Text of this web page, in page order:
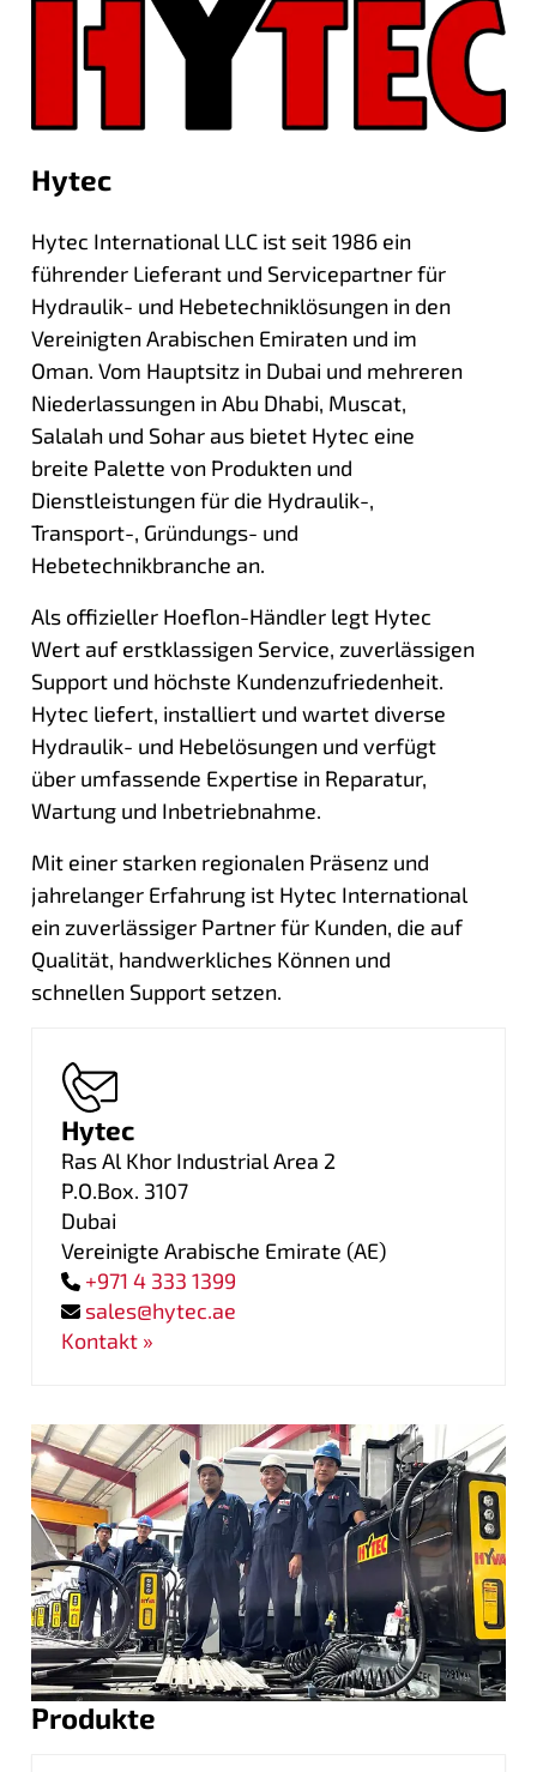
Hytec
Hytec International LLC ist seit 1986 ein
führender Lieferant und Servicepartner für
Hydraulik- und Hebetechniklösungen in den
Vereinigten Arabischen Emiraten und im
Oman. Vom Hauptsitz in Dubai und mehreren
Niederlassungen in Abu Dhabi, Muscat,
Salalah und Sohar aus bietet Hytec eine
breite Palette von Produkten und
Dienstleistungen für die Hydraulik-,
Transport-, Gründungs- und
Hebetechnikbranche an.
Als offizieller Hoeflon-Händler legt Hytec
Wert auf erstklassigen Service, zuverlässigen
Support und höchste Kundenzufriedenheit.
Hytec liefert, installiert und wartet diverse
Hydraulik- und Hebelösungen und verfügt
über umfassende Expertise in Reparatur,
Wartung und Inbetriebnahme.
Mit einer starken regionalen Präsenz und
jahrelanger Erfahrung ist Hytec International
ein zuverlässiger Partner für Kunden, die auf
Qualität, handwerkliches Können und
schnellen Support setzen.
Hytec
Ras Al Khor Industrial Area 2
P.O.Box. 3107
Dubai
Vereinigte Arabische Emirate (AE)
+971 4 333 1399
sales@hytec.ae
Kontakt »
Produkte